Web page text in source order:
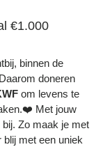
€1.000
binnen de
doneren
om levens te
Met jouw
bij. Zo maak je met
blij met een uniek